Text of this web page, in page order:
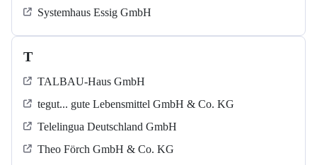
Systemhaus Essig GmbH
T
TALBAU-Haus GmbH
tegut... gute Lebensmittel GmbH & Co. KG
Telelingua Deutschland GmbH
Theo Förch GmbH & Co. KG